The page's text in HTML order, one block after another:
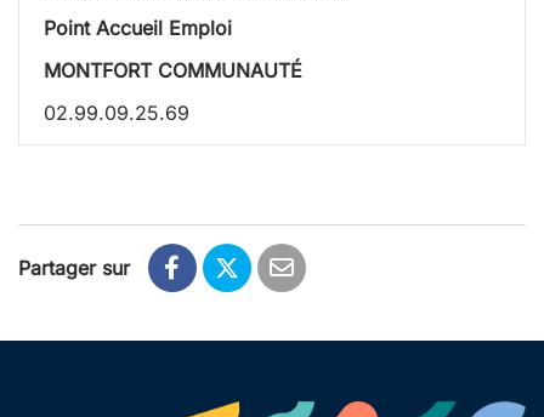
Point Accueil Emploi
MONTFORT COMMUNAUTÉ
02.99.09.25.69
Partager sur